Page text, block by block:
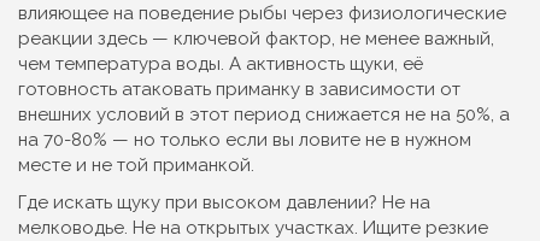
влияющее на поведение рыбы через физиологические
реакции здесь — ключевой фактор, не менее важный,
чем температура воды. А активность щуки, её
готовность атаковать приманку в зависимости от
внешних условий в этот период снижается не на 50%, а
на 70-80% — но только если вы ловите не в нужном
месте и не той приманкой.
Где искать щуку при высоком давлении? Не на
мелководье. Не на открытых участках. Ищите резкие